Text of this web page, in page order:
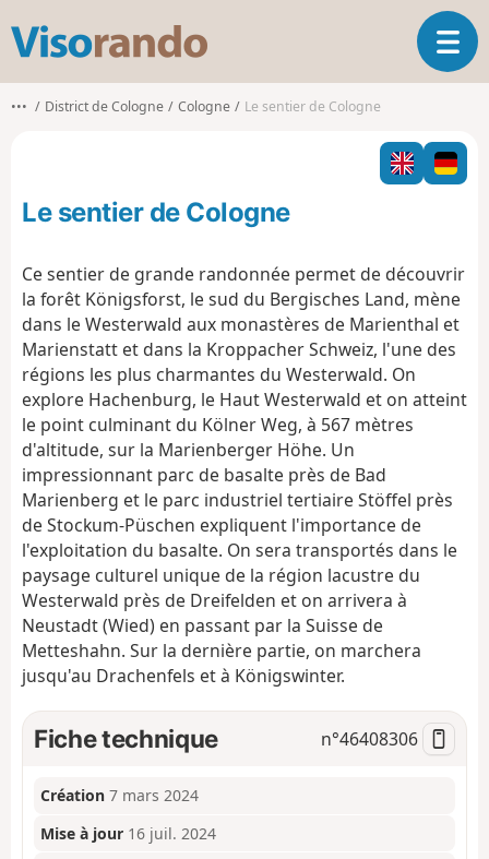
s
o
o
O
u
i
r
l
v
i
g
a
i
••• District de Cologne Cologne Le sentier de Cologne
Le sentier de Cologne
Ce sentier de grande randonnée permet de découvrir
la forêt Königsforst, le sud du Bergisches Land, mène
dans le Westerwald aux monastères de Marienthal et
Marienstatt et dans la Kroppacher Schweiz, l'une des
régions les plus charmantes du Westerwald. On
explore Hachenburg, le Haut Westerwald et on atteint
le point culminant du Kölner Weg, à 567 mètres
d'altitude, sur la Marienberger Höhe. Un
impressionnant parc de basalte près de Bad
Marienberg et le parc industriel tertiaire Stöffel près
de Stockum-Püschen expliquent l'importance de
l'exploitation du basalte. On sera transportés dans le
paysage culturel unique de la région lacustre du
Westerwald près de Dreifelden et on arrivera à
Neustadt (Wied) en passant par la Suisse de
Metteshahn. Sur la dernière partie, on marchera
jusqu'au Drachenfels et à Königswinter.
Fiche technique n°46408306
Création 7 mars 2024
Mise à jour 16 juil. 2024